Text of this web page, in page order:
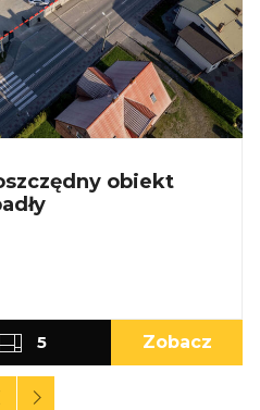
obiekt
5 Zobacz